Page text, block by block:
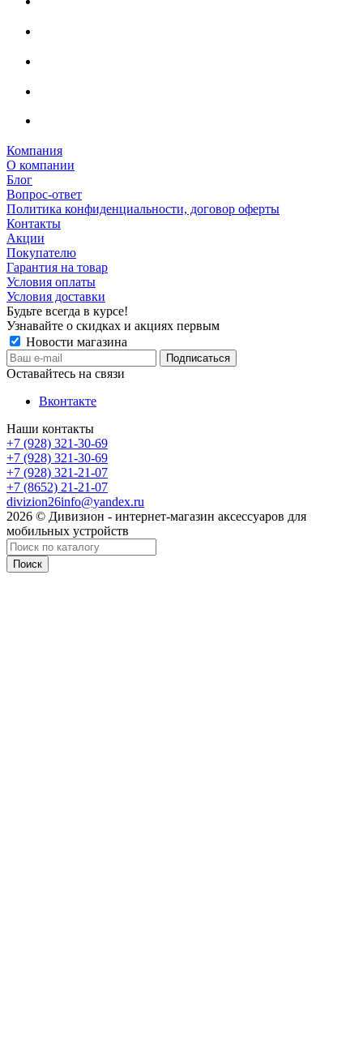
Компания
О компании
Блог
Вопрос-ответ
Политика конфиденциальности, договор оферты
Контакты
Акции
Покупателю
Гарантия на товар
Условия оплаты
Условия доставки
Будьте всегда в курсе!
Узнавайте о скидках и акциях первым
Новости магазина
Оставайтесь на связи
Вконтакте
Наши контакты
+7 (928) 321-30-69
+7 (928) 321-30-69
+7 (928) 321-21-07
+7 (8652) 21-21-07
divizion26info@yandex.ru
2026 © Дивизион - интернет-магазин аксессуаров для
мобильных устройств
Поиск